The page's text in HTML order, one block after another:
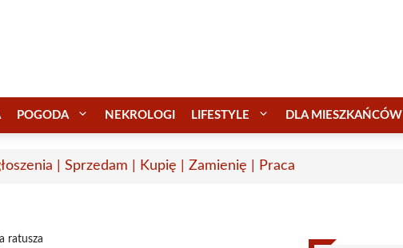
POGODA NEKROLOGI LIFESTYLE DLA MIESZKAŃCÓW
| Sprzedam | Kupię | Zamienię | Praca
ratusza